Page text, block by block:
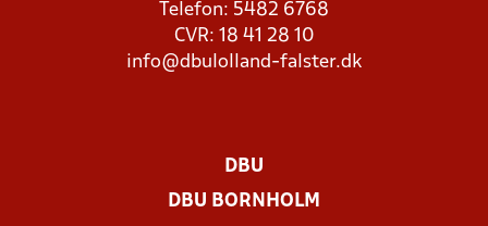
Telefon: 5482 6768
CVR: 18 41 28 10
info@dbulolland-falster.dk
DBU
DBU BORNHOLM